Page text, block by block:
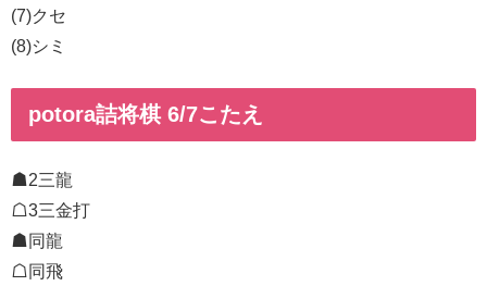
(7)クセ
(8)シミ
potora詰将棋 6/7こたえ
☗2三龍
☖3三金打
☗同龍
☖同飛